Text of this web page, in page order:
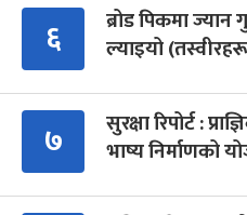
६
ब्रोड पिकमा
ल्याइयो
७
सुरक्षा रिपोर्ट :
भाष्य निर्माणको